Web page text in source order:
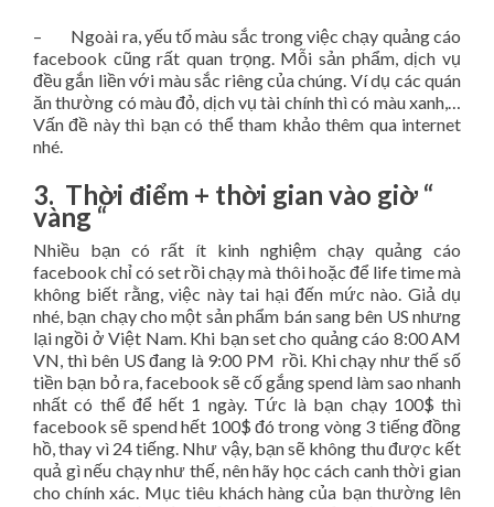
– Ngoài ra, yếu tố màu sắc trong việc chạy quảng cáo
facebook cũng rất quan trọng. Mỗi sản phẩm, dịch vụ
đều gắn liền với màu sắc riêng của chúng. Ví dụ các quán
ăn thường có màu đỏ, dịch vụ tài chính thì có màu xanh,…
Vấn đề này thì bạn có thể tham khảo thêm qua internet
nhé.
3. Thời điểm + thời gian vào giờ “
vàng “
Nhiều bạn có rất ít kinh nghiệm chạy quảng cáo
facebook chỉ có set rồi chạy mà thôi hoặc để life time mà
không biết rằng, việc này tai hại đến mức nào. Giả dụ
nhé, bạn chạy cho một sản phẩm bán sang bên US nhưng
lại ngồi ở Việt Nam. Khi bạn set cho quảng cáo 8:00 AM
VN, thì bên US đang là 9:00 PM rồi. Khi chạy như thế số
tiền bạn bỏ ra, facebook sẽ cố gắng spend làm sao nhanh
nhất có thể để hết 1 ngày. Tức là bạn chạy 100$ thì
facebook sẽ spend hết 100$ đó trong vòng 3 tiếng đồng
hồ, thay vì 24 tiếng. Như vậy, bạn sẽ không thu được kết
quả gì nếu chạy như thế, nên hãy học cách canh thời gian
cho chính xác. Mục tiêu khách hàng của bạn thường lên